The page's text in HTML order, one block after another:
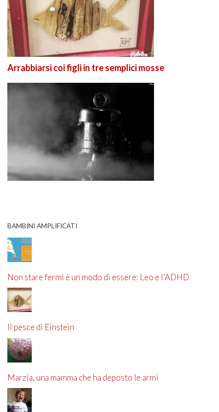
Arrabbiarsi coi figli in tre semplici mosse
BAMBINI AMPLIFICATI
Non stare fermi è un modo di essere: Leo e l’ADHD
Il pesce di Einstein
Marzia, una mamma che ha deposto le armi